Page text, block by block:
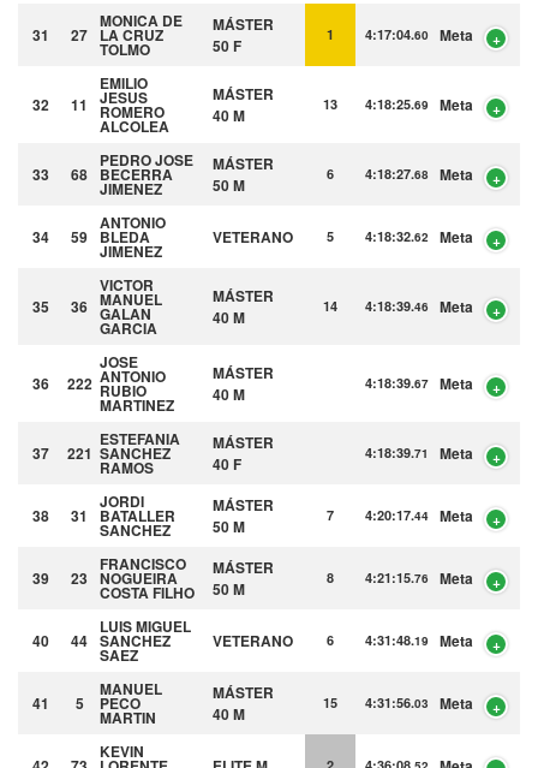
31 27
MONICA DE
LA CRUZ
TOLMO
MÁSTER
50 F
1 4:17:04.60 Meta
32 11
EMILIO
JESUS
ROMERO
ALCOLEA
MÁSTER
40 M
13 4:18:25.69 Meta
33 68
PEDRO JOSE
BECERRA
JIMENEZ
MÁSTER
50 M
6 4:18:27.68 Meta
34 59
ANTONIO
BLEDA
JIMENEZ
VETERANO 5 4:18:32.62 Meta
35 36
VICTOR
MANUEL
GALAN
GARCIA
MÁSTER
40 M
14 4:18:39.46 Meta
36 222
JOSE
ANTONIO
RUBIO
MARTINEZ
MÁSTER
40 M
4:18:39.67 Meta
37 221
ESTEFANIA
SANCHEZ
RAMOS
MÁSTER
40 F
4:18:39.71 Meta
38 31
JORDI
BATALLER
SANCHEZ
MÁSTER
50 M
7 4:20:17.44 Meta
39 23
FRANCISCO
NOGUEIRA
COSTA FILHO
MÁSTER
50 M
8 4:21:15.76 Meta
40 44
LUIS MIGUEL
SANCHEZ
SAEZ
VETERANO 6 4:31:48.19 Meta
41 5
MANUEL
PECO
MARTIN
MÁSTER
40 M
15 4:31:56.03 Meta
KEVIN